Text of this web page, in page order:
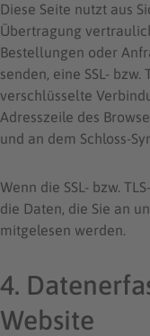
Diese Seite nutzt aus
Übertragung
Bestellungen oder
senden, eine SSL- bzw.
verschlüsselte
Adresszeile des
und an dem Schloss-
Wenn die SSL- bzw.
die Daten, die Sie an
mitgelesen werden.
4.
Website